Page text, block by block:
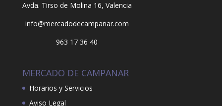
Avda. Tirso de Molina 16, Valencia
info@mercadodecampanar.com
963 17 36 40
MERCADO DE CAMPANAR
Horarios y Servicios
Aviso Legal